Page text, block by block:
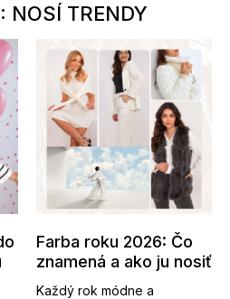
NOSÍ TRENDY
Farba roku 2026: Čo
znamená a ako ju nosiť
Každý rok módne a